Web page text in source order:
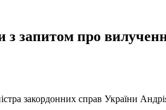
запитом про
закордонних справ України